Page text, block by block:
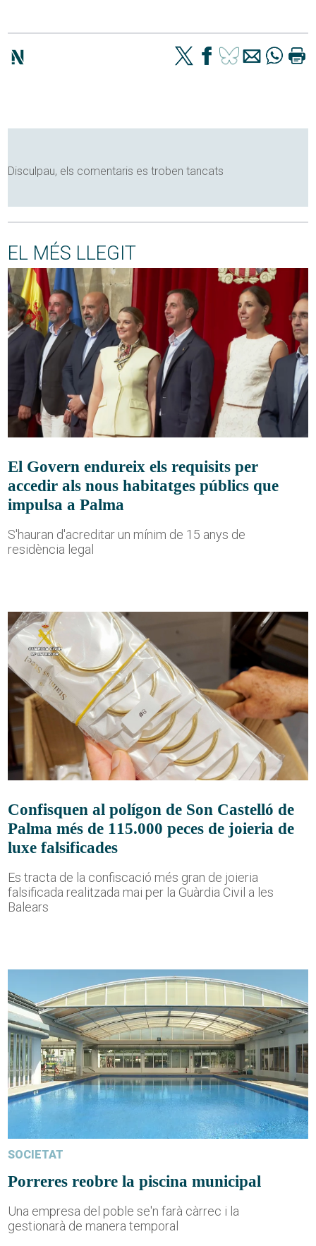
Disculpau, els comentaris es troben tancats
EL MÉS LLEGIT
El Govern endureix els requisits per
accedir als nous habitatges públics que
impulsa a Palma
S'hauran d'acreditar un mínim de 15 anys de
residència legal
Confisquen al polígon de Son Castelló de
Palma més de 115.000 peces de joieria de
luxe falsificades
Es tracta de la confiscació més gran de joieria
falsificada realitzada mai per la Guàrdia Civil a les
Balears
SOCIETAT
Porreres reobre la piscina municipal
Una empresa del poble se'n farà càrrec i la
gestionarà de manera temporal